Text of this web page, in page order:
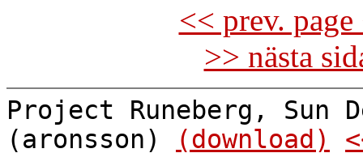
<< prev.
>> nästa
Project Runeberg, Sun
(aronsson)
(download)